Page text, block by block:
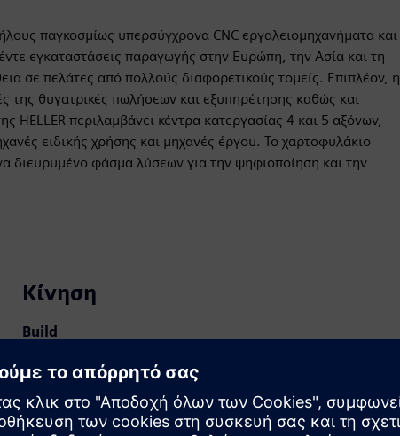
παγκοσμίως υπερσύγχρονα CNC εργαλειομηχανήματα και
εγκαταστάσεις παραγωγής στην Ευρώπη, την Ασία και τη
σε πελάτες από πολλούς διαφορετικούς τομείς. Επιπλέον, η
της θυγατρικές πωλήσεων και εξυπηρέτησης καθώς και
HELLER περιλαμβάνει κέντρα κατεργασίας 4 και 5 αξόνων,
ειδικής χρήσης και μηχανές έργου. Το χαρτοφυλάκιο
φάσμα λύσεων για την ψηφιοποίηση και την
Κίνηση
Build
Xcelerator δημιουργώντας ένα νέο προϊόν ή δημιουργεί
μια νέα λύση για πελάτη μέσω της ενσωμάτωσης του
προϊόντος Siemens Xcelerator με το δικό του προϊόν